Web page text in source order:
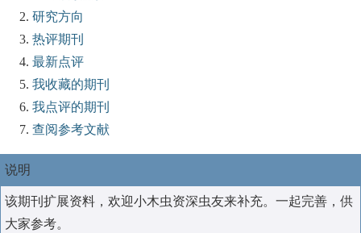
研究方向
热评期刊
最新点评
我收藏的期刊
我点评的期刊
查阅参考文献
说明
该期刊扩展资料，欢迎小木虫资深虫友来补充。一起完善，供
大家参考。